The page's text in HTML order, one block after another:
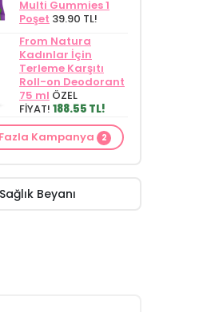
Multi Gummies 1
Poşet 39.90 TL!
From Natura
Kadınlar İçin
Terleme Karşıtı
Roll-on Deodorant
75 ml ÖZEL
FİYAT! 188.55 TL!
Alls Biocosmetics
Organik Anti
Stretch Mark
ml ÖZEL FİYAT
399.90 TL!
Anne ve Bebek bakımı
siparişlerinizdeCARINE
Kampanya 2
Sağlık Beyanı